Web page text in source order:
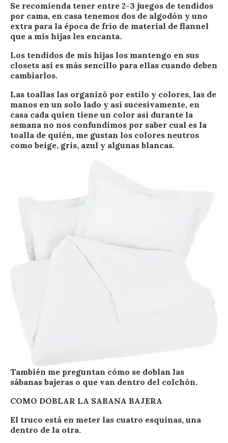
Se recomienda tener entre 2-3 juegos de tendidos
por cama, en casa tenemos dos de algodón y uno
extra para la época de frío de material de flannel
que a mis hijas les encanta.
Los tendidos de mis hijas los mantengo en sus
closets así es más sencillo para ellas cuando deben
cambiarlos.
Las toallas las organizó por estilo y colores, las de
manos en un solo lado y así sucesivamente, en
casa cada quien tiene un color así durante la
semana no nos confundimos por saber cual es la
toalla de quién, me gustan los colores neutros
como beige, gris, azul y algunas blancas.
También me preguntan cómo se doblan las
sábanas bajeras o que van dentro del colchón.
COMO DOBLAR LA SABANA BAJERA
El truco está en meter las cuatro esquinas, una
dentro de la otra.